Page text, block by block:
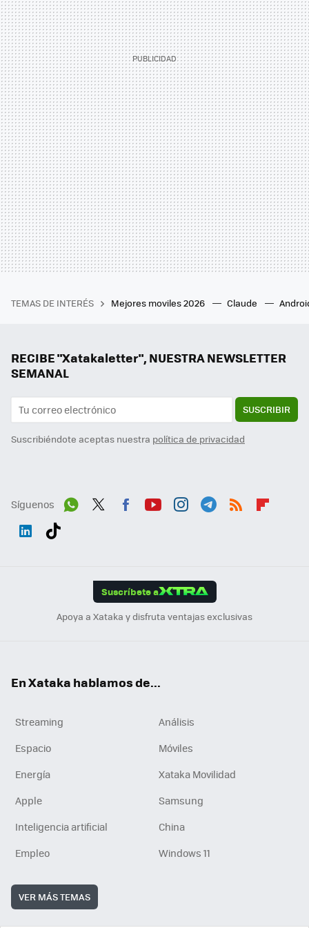
TEMAS DE INTERÉS Mejores moviles 2026 Claude
RECIBE "Xatakaletter", NUESTRA NEWSLETTER
SEMANAL
SUSCRIBIR
Suscribiéndote aceptas nuestra política de privacidad
Síguenos
Suscríbete a
Apoya a Xataka y disfruta ventajas exclusivas
En Xataka hablamos de...
Streaming
Análisis
Espacio
Móviles
Energía
Xataka Movilidad
Apple
Samsung
Inteligencia artificial
China
Empleo
Windows 11
VER MÁS TEMAS